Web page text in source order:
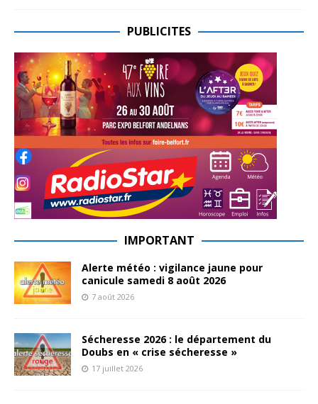
PUBLICITES
IMPORTANT
Alerte météo : vigilance jaune pour
canicule samedi 8 août 2026
7 août 2026
Sécheresse 2026 : le département du
Doubs en « crise sécheresse »
17 juillet 2026